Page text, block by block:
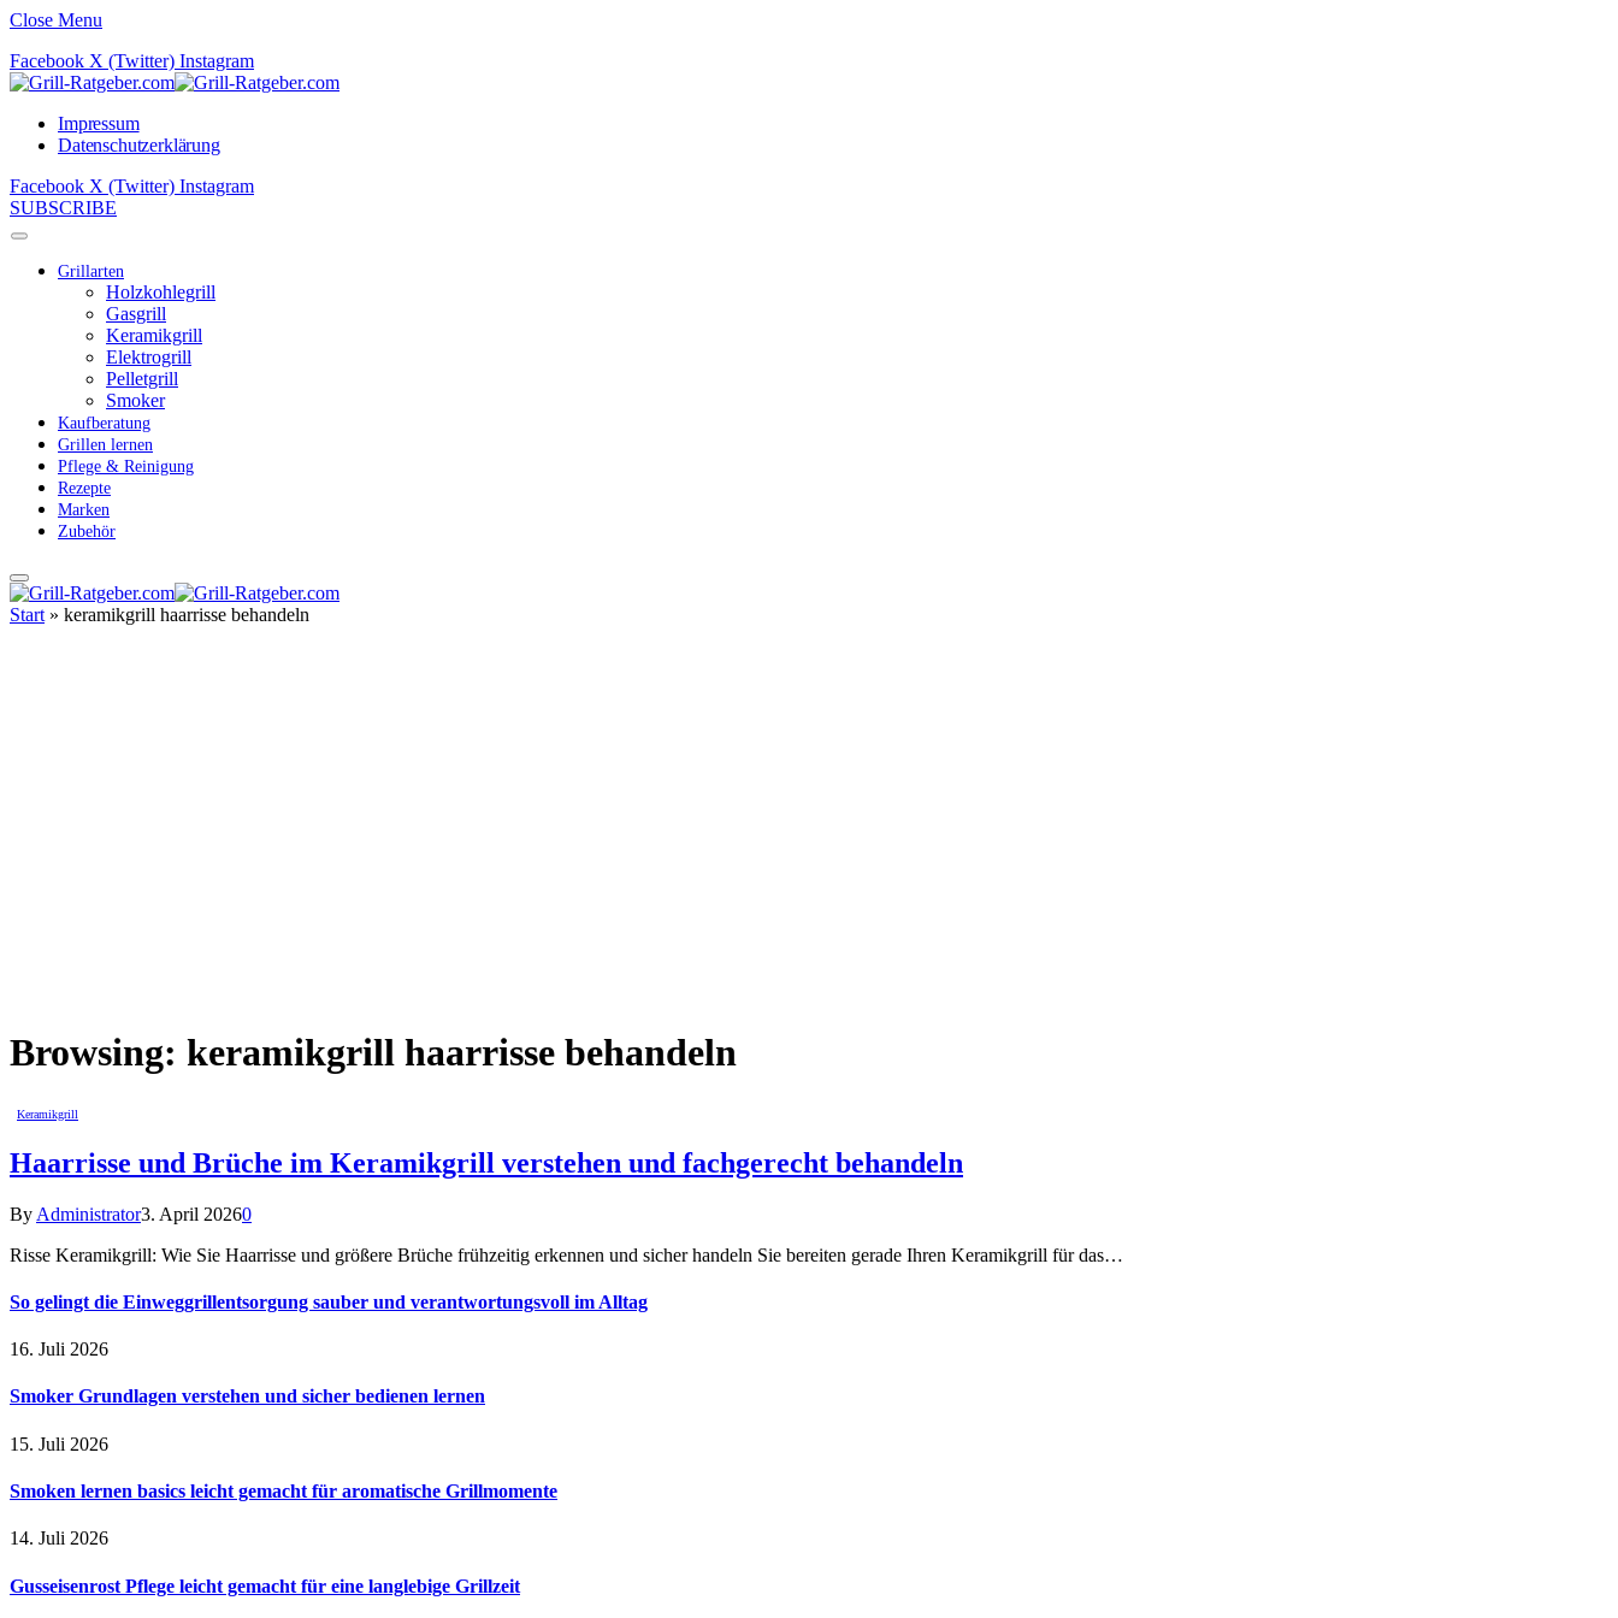
Close Menu
Facebook X (Twitter) Instagram
Impressum
Datenschutzerklärung
Facebook X (Twitter) Instagram
SUBSCRIBE
Grillarten
Holzkohlegrill
Gasgrill
Keramikgrill
Elektrogrill
Pelletgrill
Smoker
Kaufberatung
Grillen lernen
Pflege & Reinigung
Rezepte
Marken
Zubehör
Start » keramikgrill haarrisse behandeln
Browsing: keramikgrill haarrisse behandeln
Keramikgrill
Haarrisse und Brüche im Keramikgrill verstehen und fachgerecht behandeln
By Administrator3. April 20260
Risse Keramikgrill: Wie Sie Haarrisse und größere Brüche frühzeitig erkennen und sicher handeln Sie bereiten gerade Ihren Keramikgrill für das…
So gelingt die Einweggrillentsorgung sauber und verantwortungsvoll im Alltag
16. Juli 2026
Smoker Grundlagen verstehen und sicher bedienen lernen
15. Juli 2026
Smoken lernen basics leicht gemacht für aromatische Grillmomente
14. Juli 2026
Gusseisenrost Pflege leicht gemacht für eine langlebige Grillzeit